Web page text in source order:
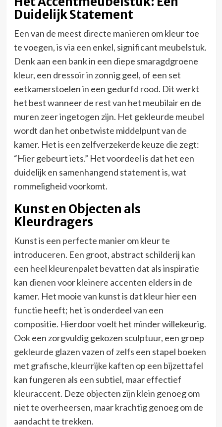
Duidelijk Statement
Een van de meest directe manieren om kleur toe
te voegen, is via een enkel, significant meubelstuk.
Denk aan een bank in een diepe smaragdgroene
kleur, een dressoir in zonnig geel, of een set
eetkamerstoelen in een gedurfd rood. Dit werkt
het best wanneer de rest van het meubilair en de
muren zeer ingetogen zijn. Het gekleurde meubel
wordt dan het onbetwiste middelpunt van de
kamer. Het is een zelfverzekerde keuze die zegt:
“Hier gebeurt iets.” Het voordeel is dat het een
duidelijk en samenhangend statement is, wat
rommeligheid voorkomt.
Kunst en Objecten als
Kleurdragers
Kunst is een perfecte manier om kleur te
introduceren. Een groot, abstract schilderij kan
een heel kleurenpalet bevatten dat als inspiratie
kan dienen voor kleinere accenten elders in de
kamer. Het mooie van kunst is dat kleur hier een
functie heeft; het is onderdeel van een
compositie. Hierdoor voelt het minder willekeurig.
Ook een zorgvuldig gekozen sculptuur, een groep
gekleurde glazen vazen of zelfs een stapel boeken
met grafische, kleurrijke kaften op een bijzettafel
kan fungeren als een subtiel, maar effectief
kleuraccent. Deze objecten zijn klein genoeg om
niet te overheersen, maar krachtig genoeg om de
aandacht te trekken.